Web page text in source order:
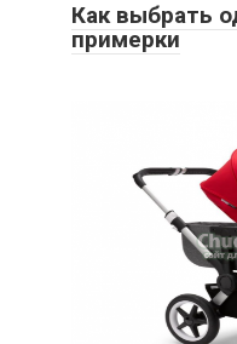
Как выбрать
примерки